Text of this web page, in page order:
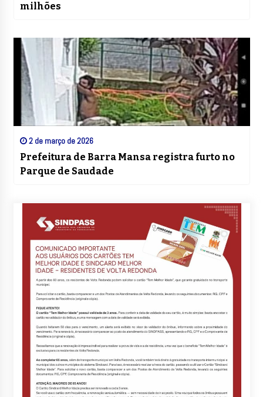
milhões
2 de março de 2026
Prefeitura de Barra Mansa registra furto no
Parque de Saudade